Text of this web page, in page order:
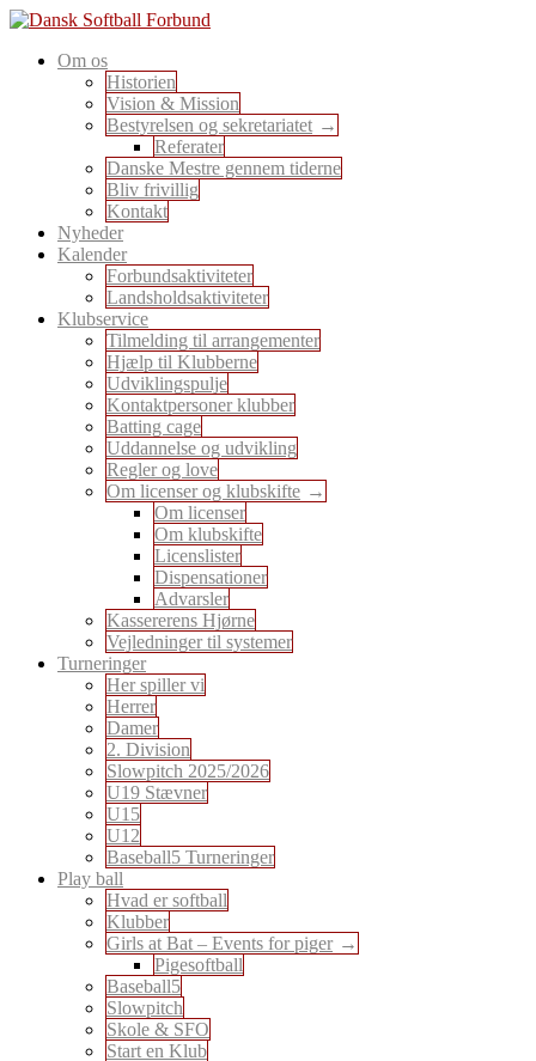
Skip
content
Dansk Softball Forbund
En sport for alle
Om os
Historien
Vision & Mission
Bestyrelsen og sekretariatet
Referater
Danske Mestre gennem tiderne
Bliv frivillig
Kontakt
Nyheder
Kalender
Forbundsaktiviteter
Landsholdsaktiviteter
Klubservice
Tilmelding til arrangementer
Hjælp til Klubberne
Udviklingspulje
Kontaktpersoner klubber
Batting cage
Uddannelse og udvikling
Regler og love
Om licenser og klubskifte
Om licenser
Om klubskifte
Licenslister
Dispensationer
Advarsler
Kassererens Hjørne
Vejledninger til systemer
Turneringer
Her spiller vi
Herrer
Damer
2. Division
Slowpitch 2025/2026
U19 Stævner
U15
U12
Baseball5 Turneringer
Play ball
Hvad er softball
Klubber
Girls at Bat – Events for piger
Pigesoftball
Baseball5
Slowpitch
Skole & SFO
Start en Klub